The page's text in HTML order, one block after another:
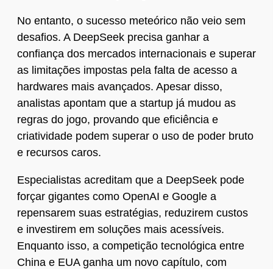
No entanto, o sucesso meteórico não veio sem
desafios. A DeepSeek precisa ganhar a
confiança dos mercados internacionais e superar
as limitações impostas pela falta de acesso a
hardwares mais avançados. Apesar disso,
analistas apontam que a startup já mudou as
regras do jogo, provando que eficiência e
criatividade podem superar o uso de poder bruto
e recursos caros.
Especialistas acreditam que a DeepSeek pode
forçar gigantes como OpenAI e Google a
repensarem suas estratégias, reduzirem custos
e investirem em soluções mais acessíveis.
Enquanto isso, a competição tecnológica entre
China e EUA ganha um novo capítulo, com